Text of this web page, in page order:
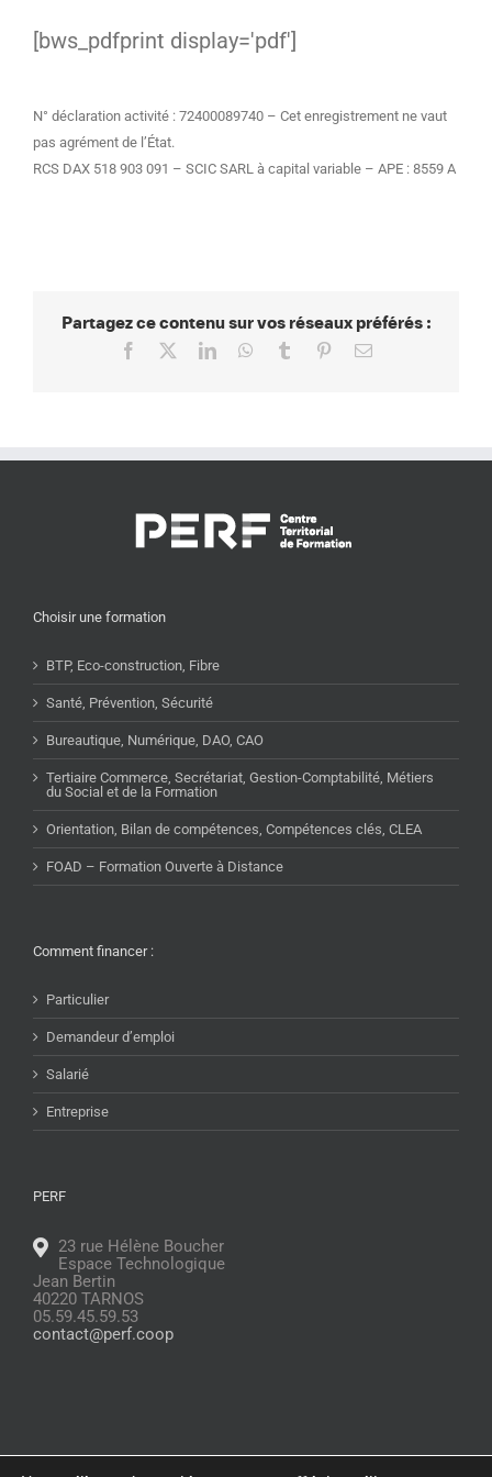
[bws_pdfprint display='pdf']
N° déclaration activité : 72400089740 – Cet enregistrement ne vaut
pas agrément de l’État.
RCS DAX 518 903 091 – SCIC SARL à capital variable – APE : 8559 A
Partagez ce contenu sur vos réseaux préférés :
Facebook LinkedInWhatsApp
Tumblr PinterestEmail
Choisir une formation
BTP, Eco-construction, Fibre
Santé, Prévention, Sécurité
Bureautique, Numérique, DAO, CAO
Tertiaire Commerce, Secrétariat, Gestion-Comptabilité, Métiers
du Social et de la Formation
Orientation, Bilan de compétences, Compétences clés, CLEA
FOAD – Formation Ouverte à Distance
Comment financer :
Particulier
Demandeur d’emploi
Salarié
Entreprise
PERF
23 rue Hélène Boucher
Espace Technologique
Jean Bertin
40220 TARNOS
05.59.45.59.53
contact@perf.coop